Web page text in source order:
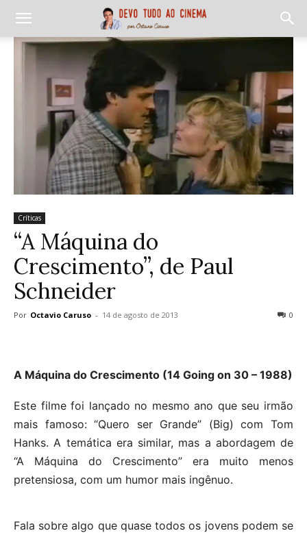
Críticas
“A Máquina do
Crescimento”, de Paul
Schneider
Por Octavio Caruso - 14 de agosto de 2013 0
A Máquina do Crescimento (14 Going on 30 – 1988)
Este filme foi lançado no mesmo ano que seu irmão
mais famoso: “Quero ser Grande” (Big) com Tom
Hanks. A temática era similar, mas a abordagem de
“A Máquina do Crescimento” era muito menos
pretensiosa, com um humor mais ingênuo.
Fala sobre algo que quase todos os jovens podem se